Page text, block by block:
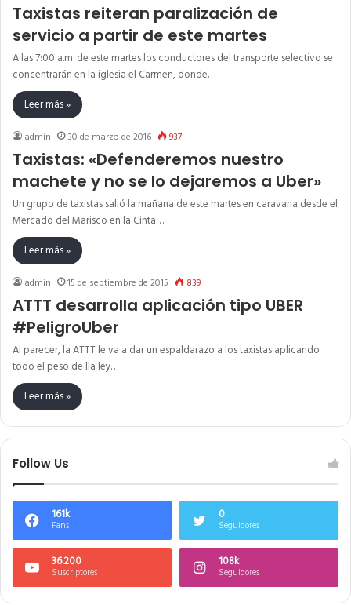
Taxistas reiteran paralización de
servicio a partir de este martes
A las 7:00 a.m. de este martes los conductores del transporte selectivo se
concentrarán en la iglesia el Carmen, donde…
Leer más »
admin 30 de marzo de 2016 937
Taxistas: «Defenderemos nuestro
machete y no se lo dejaremos a Uber»
Un grupo de taxistas salió la mañana de este martes en caravana desde el
Mercado del Marisco en la Cinta…
Leer más »
admin 15 de septiembre de 2015 839
ATTT desarrolla aplicación tipo UBER
#PeligroUber
Al parecer, la ATTT le va a dar un espaldarazo a los taxistas aplicando
todo el peso de lla ley…
Leer más »
Follow Us
161k
Fans
0
Seguidores
36.200
Suscriptores
108k
Seguidores